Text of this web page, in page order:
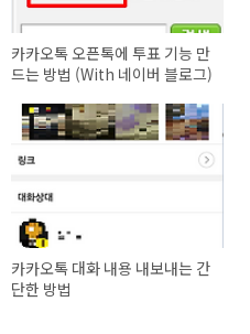
카카오톡 오픈톡에 투표 기능 만
드는 방법 (With 네이버 블로그)
카카오톡 대화 내용 내보내는 간
단한 방법